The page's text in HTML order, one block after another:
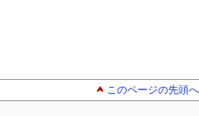
このページの先頭へ